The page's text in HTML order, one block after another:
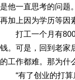
是他一直思考的问题
再加上因为学历等因
打工一个月有
钱。可是，回到老家
的工作都难。那为什
“有了创业的打